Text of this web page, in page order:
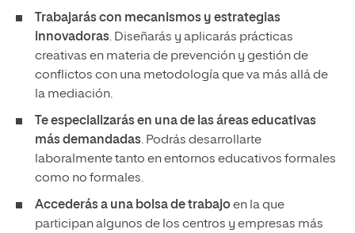
Trabajarás con mecanismos y estrategias
innovadoras. Diseñarás y aplicarás prácticas
creativas en materia de prevención y gestión de
conflictos con una metodología que va más allá de
la mediación.
Te especializarás en una de las áreas educativas
más demandadas. Podrás desarrollarte
laboralmente tanto en entornos educativos formales
como no formales.
Accederás a una bolsa de trabajoen la que
participan algunos de los centros y empresas más